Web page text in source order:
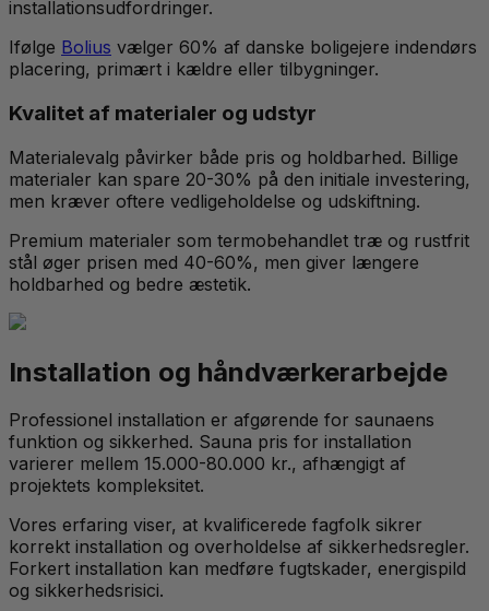
installationsudfordringer.
Ifølge Bolius vælger 60% af danske boligejere indendørs
placering, primært i kældre eller tilbygninger.
Kvalitet af materialer og udstyr
Materialevalg påvirker både pris og holdbarhed. Billige
materialer kan spare 20-30% på den initiale investering,
men kræver oftere vedligeholdelse og udskiftning.
Premium materialer som termobehandlet træ og rustfrit
stål øger prisen med 40-60%, men giver længere
holdbarhed og bedre æstetik.
Installation og håndværkerarbejde
Professionel installation er afgørende for saunaens
funktion og sikkerhed. Sauna pris for installation
varierer mellem 15.000-80.000 kr., afhængigt af
projektets kompleksitet.
Vores erfaring viser, at kvalificerede fagfolk sikrer
korrekt installation og overholdelse af sikkerhedsregler.
Forkert installation kan medføre fugtskader, energispild
og sikkerhedsrisici.